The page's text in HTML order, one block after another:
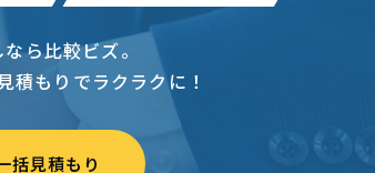
ら比較ビズ。
積もりでラクラクに！
括見積もり